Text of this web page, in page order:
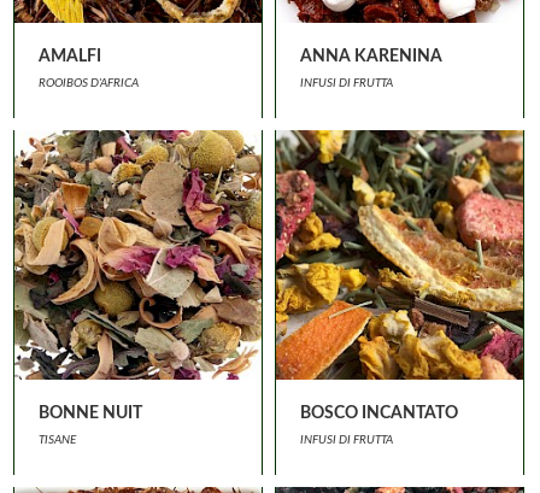
AMALFI
ROOIBOS D'AFRICA
ANNA KARENINA
INFUSI DI FRUTTA
BONNE NUIT
TISANE
BOSCO INCANTATO
INFUSI DI FRUTTA